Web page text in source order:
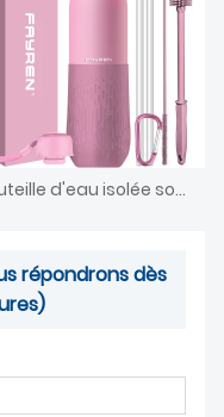
Bouteille d'eau isolée sous vide réutilisable sans BPA en acier inoxydable pour sport
répondrons dès